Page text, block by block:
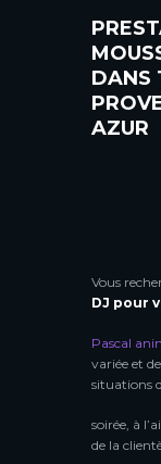
DANS
AZUR
Vous
DJ pour
Pascal
variée et
situations
soirée, à
de la